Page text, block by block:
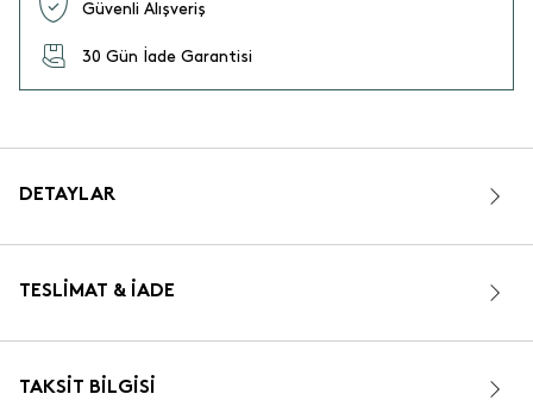
Güvenli Alışveriş
30 Gün İade Garantisi
DETAYLAR
TESLIMAT & İADE
TAKSIT BILGISI